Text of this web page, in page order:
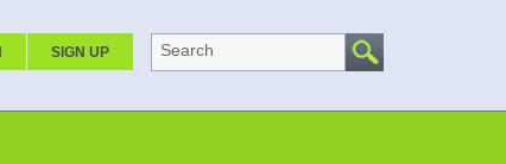
SIGN UP Search